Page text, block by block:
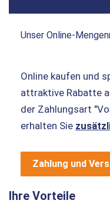
Unser Online-
Online kaufen und
attraktive Rabatte
der Zahlungsart
erhalten Sie
Zahlung und
Ihre Vorteile